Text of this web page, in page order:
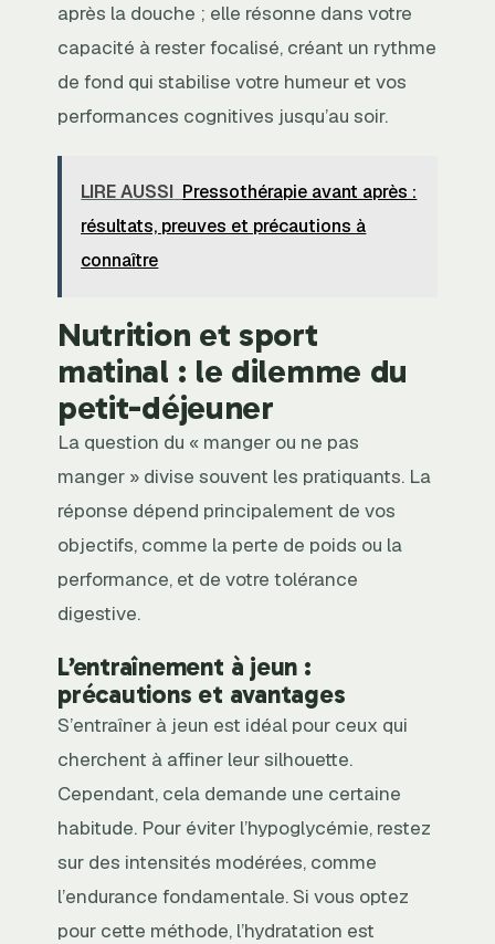
après la douche ; elle résonne dans votre
capacité à rester focalisé, créant un rythme
de fond qui stabilise votre humeur et vos
performances cognitives jusqu’au soir.
LIRE AUSSI Pressothérapie avant après :
résultats, preuves et précautions à
connaître
Nutrition et sport
matinal : le dilemme du
petit-déjeuner
La question du « manger ou ne pas
manger » divise souvent les pratiquants. La
réponse dépend principalement de vos
objectifs, comme la perte de poids ou la
performance, et de votre tolérance
digestive.
L’entraînement à jeun :
précautions et avantages
S’entraîner à jeun est idéal pour ceux qui
cherchent à affiner leur silhouette.
Cependant, cela demande une certaine
habitude. Pour éviter l’hypoglycémie, restez
sur des intensités modérées, comme
l’endurance fondamentale. Si vous optez
pour cette méthode, l’hydratation est